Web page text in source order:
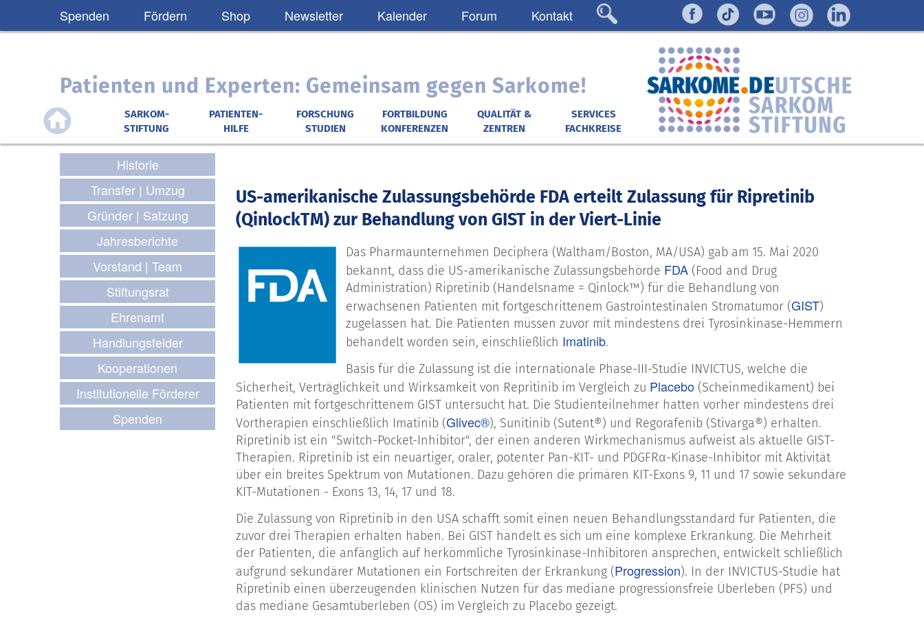
Spenden Fördern Shop Newsletter Kalender Forum Kontakt
Patienten und Experten: Gemeinsam gegen Sarkome!
SARKOM-
STIFTUNG
PATIENTEN-
HILFE
FORSCHUNG
STUDIEN
FORTBILDUNG
KONFERENZEN
QUALITÄT &
ZENTREN
SERVICES
FACHKREISE
Historie
Transfer | Umzug
Gründer | Satzung
Jahresberichte
Vorstand | Team
Stiftungsrat
Ehrenamt
Handlungsfelder
Kooperationen
Institutionelle Förderer
Spenden
US-amerikanische Zulassungsbehörde FDA erteilt Zulassung für Ripretinib
(QinlockTM) zur Behandlung von GIST in der Viert-Linie
Das Pharmaunternehmen Deciphera (Waltham/Boston, MA/USA) gab am 15. Mai 2020
bekannt, dass die US-amerikanische Zulassungsbehörde FDA (Food and Drug
Administration) Ripretinib (Handelsname = Qinlock™) für die Behandlung von
erwachsenen Patienten mit fortgeschrittenem Gastrointestinalen Stromatumor (GIST)
zugelassen hat. Die Patienten müssen zuvor mit mindestens drei Tyrosinkinase-Hemmern
behandelt worden sein, einschließlich Imatinib.
Basis für die Zulassung ist die internationale Phase-III-Studie INVICTUS, welche die
Sicherheit, Verträglichkeit und Wirksamkeit von Repritinib im Vergleich zu Placebo (Scheinmedikament) bei
Patienten mit fortgeschrittenem GIST untersucht hat. Die Studienteilnehmer hatten vorher mindestens drei
Vortherapien einschließlich Imatinib (Glivec®), Sunitinib (Sutent®) und Regorafenib (Stivarga®) erhalten.
Ripretinib ist ein "Switch-Pocket-Inhibitor", der einen anderen Wirkmechanismus aufweist als aktuelle GIST-
Therapien. Ripretinib ist ein neuartiger, oraler, potenter Pan-KIT- und PDGFRα-Kinase-Inhibitor mit Aktivität
über ein breites Spektrum von Mutationen. Dazu gehören die primären KIT-Exons 9, 11 und 17 sowie sekundäre
KIT-Mutationen - Exons 13, 14, 17 und 18.
Die Zulassung von Ripretinib in den USA schafft somit einen neuen Behandlungsstandard für Patienten, die
zuvor drei Therapien erhalten haben. Bei GIST handelt es sich um eine komplexe Erkrankung. Die Mehrheit
der Patienten, die anfänglich auf herkömmliche Tyrosinkinase-Inhibitoren ansprechen, entwickelt schließlich
aufgrund sekundärer Mutationen ein Fortschreiten der Erkrankung (Progression). In der INVICTUS-Studie hat
Ripretinib einen überzeugenden klinischen Nutzen für das mediane progressionsfreie Überleben (PFS) und
das mediane Gesamtüberleben (OS) im Vergleich zu Placebo gezeigt.